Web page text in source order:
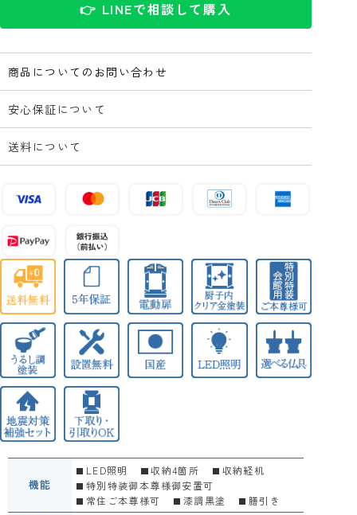
👉 LINEで相談して購入
商品についてのお問い合わせ
安心保証について
送料について
機能
LED照明 収納4箇所
収納経机
特別特装御本尊様御安置可
常住ご本尊様可
漆調黒塗 膳引き